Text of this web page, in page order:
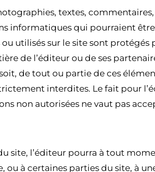
textes,
informatiques qui pourraient
utilisés sur le site sont
de l’éditeur ou de ses
de tout ou partie de ces
interdites. Le fait pour
non autorisées ne vaut pas
site, l’éditeur pourra à tout
ou à certaines parties du site, à